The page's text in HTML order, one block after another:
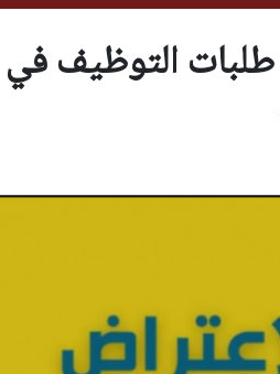
طلبات التوظيف في